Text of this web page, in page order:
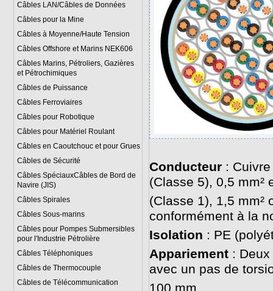
Câbles LAN/Câbles de Données
Câbles pour la Mine
Câbles à Moyenne/Haute Tension
Câbles Offshore et Marins NEK606
Câbles Marins, Pétroliers, Gazières
et Pétrochimiques
Câbles de Puissance
Câbles Ferroviaires
Câbles pour Robotique
Câbles pour Matériel Roulant
Câbles en Caoutchouc et pour Grues
Câbles de Sécurité
Câbles SpéciauxCâbles de Bord de
Navire (JIS)
Câbles Spirales
Câbles Sous-marins
Câbles pour Pompes Submersibles
pour l'Industrie Pétrolière
Câbles Téléphoniques
Câbles de Thermocouple
Câbles de Télécommunication
Conducteur: Cuivre
(Classe 5), 0,5 mm²
(Classe 1), 1,5 mm²
conformément à la
Isolation : PE
Appariement: Deux
avec un pas de
100 mm.